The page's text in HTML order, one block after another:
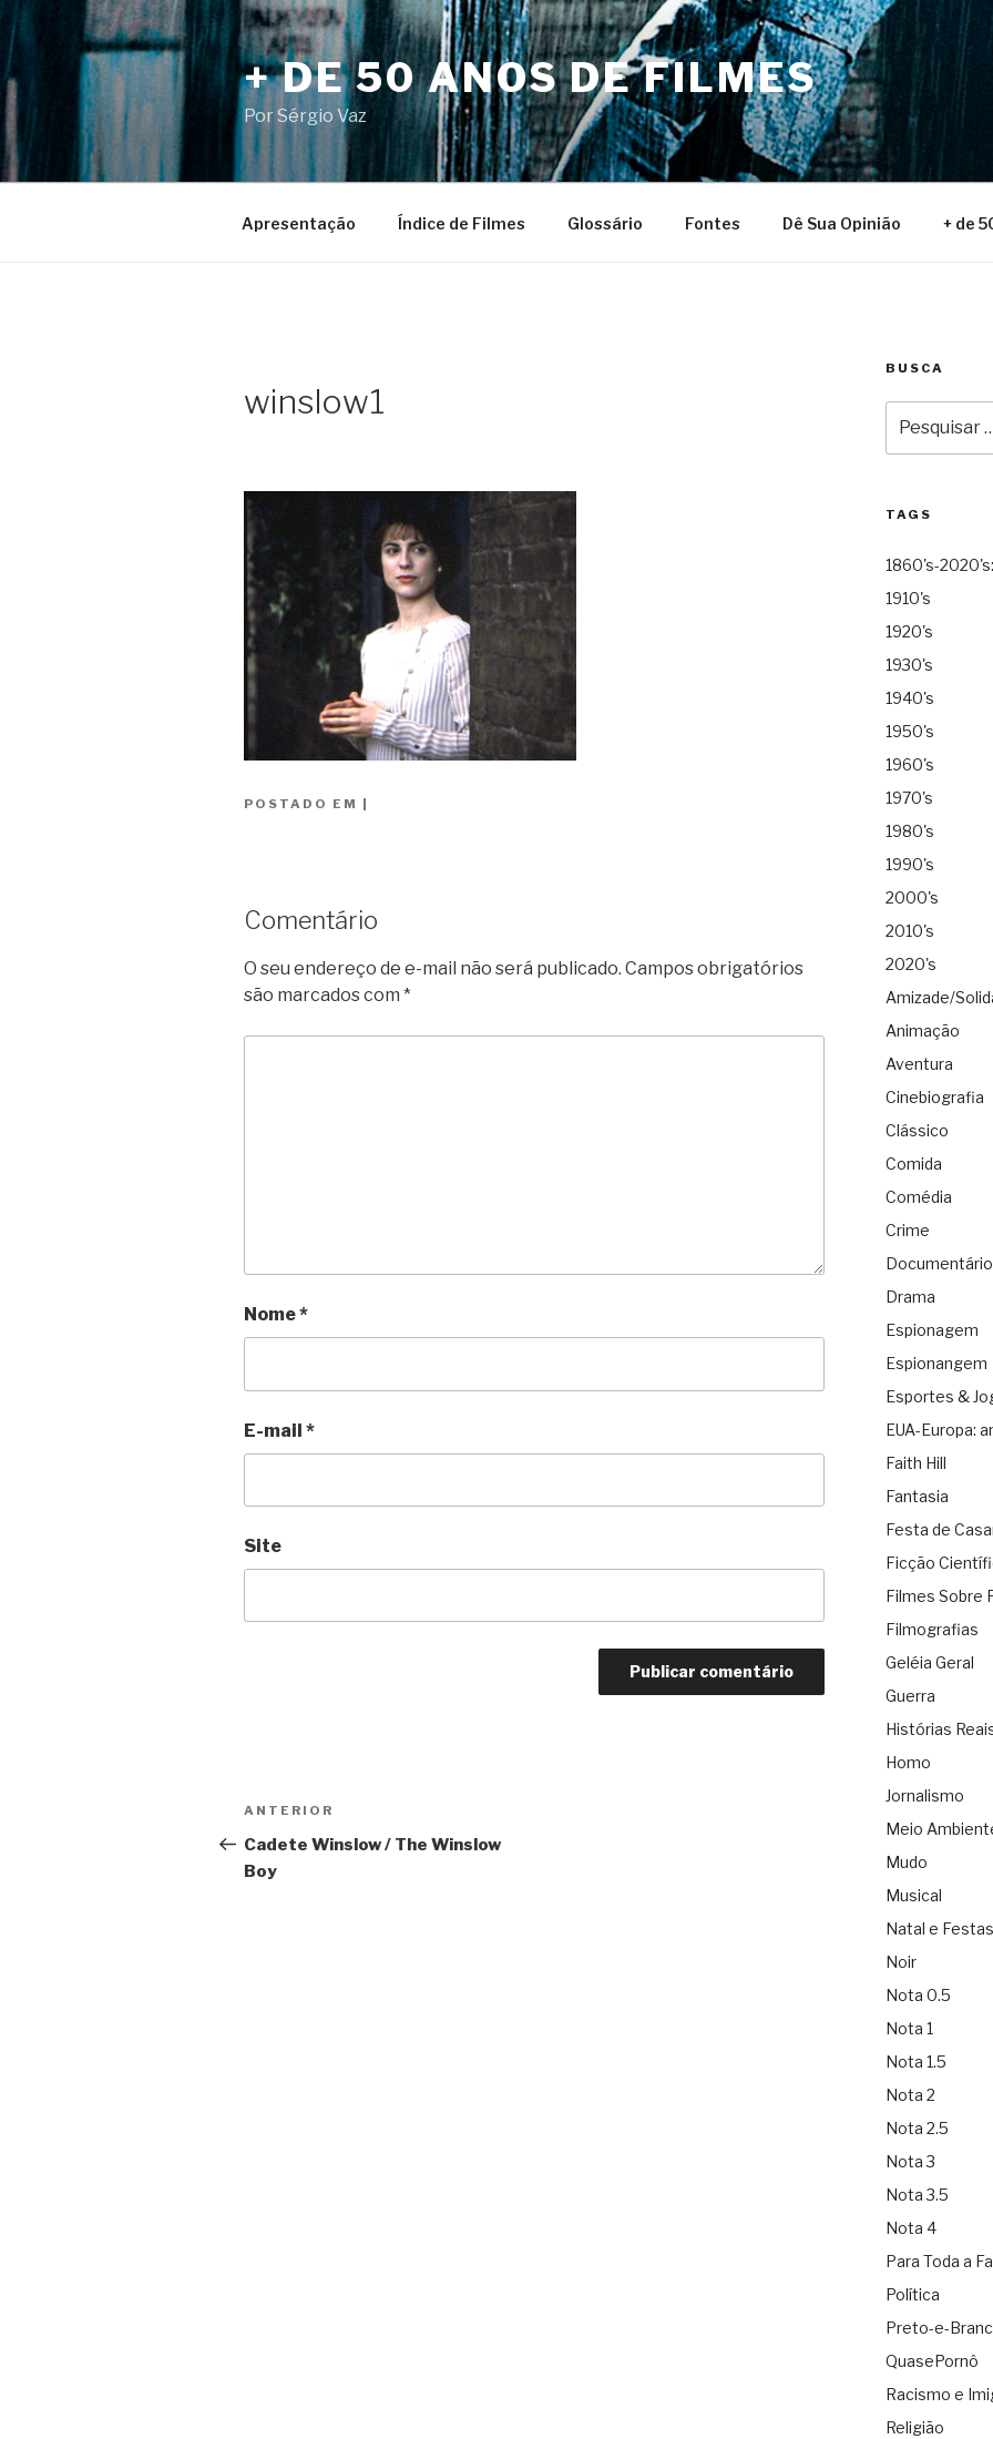
para
o
conteúdo
+ DE 50 ANOS DE FILMES
Por Sérgio Vaz
Apresentação Índice de Filmes Glossário Fontes Dê Sua Opinião + de
winslow1
POSTADO EM |
Comentário
O seu endereço de e-mail não será publicado. Campos obrigatórios
são marcados com *
Nome*
E-mail *
Site
Navegação
de
Post
Anterior
ANTERIOR
Cadete Winslow / The Winslow
Boy
BUSCA
por:
TAGS
1860's-
1910's
1920's
1930's
1940's
1950's
1960's
1970's
1980's
1990's
2000's
2010's
2020's
Amizade/
Animação
Aventura
Cinebiografia
Clássico
Comida
Comédia
Crime
Documentário
Drama
Espionagem
Espionangem
Esportes &
EUA-Europa:
Faith Hill
Fantasia
Festa de
Ficção
Filmes Sobre
Filmografias
Geléia Geral
Guerra
Histórias
Homo
Jornalismo
Meio
Mudo
Musical
Natal e Festas
Noir
Nota 0.5
Nota 1
Nota 1.5
Nota 2
Nota 2.5
Nota 3
Nota 3.5
Nota 4
Para Toda a
Política
Preto-e-
QuasePornô
Racismo e
Religião